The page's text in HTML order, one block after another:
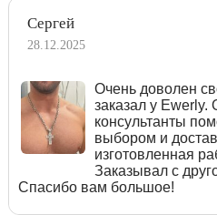
Сергей
28.12.2025
Очень доволен
заказал у
консультанты
выбором и
изготовленная
Заказывал с
Спасибо вам большое!